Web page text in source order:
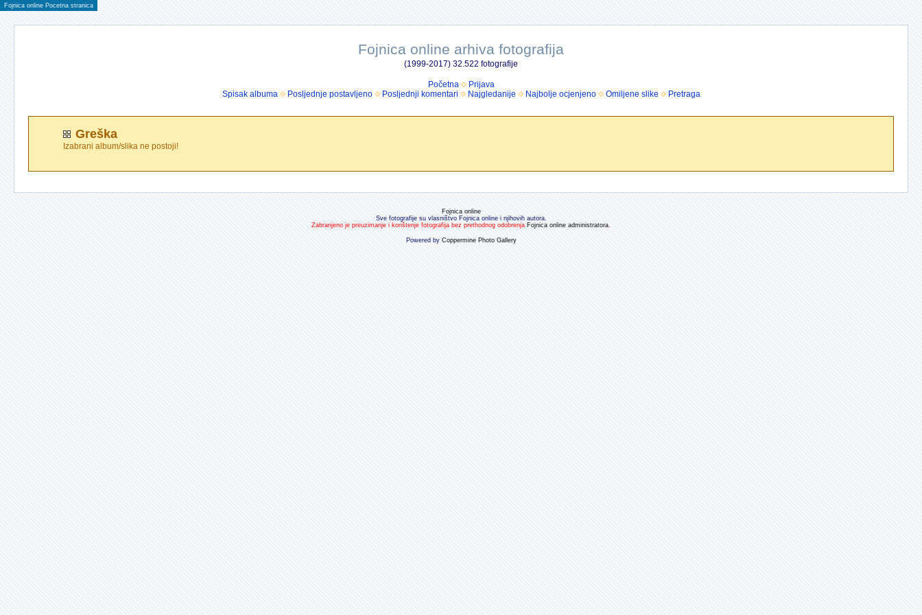
Fojnica online Pocetna stranica
Fojnica online arhiva fotografija
(1999-2017) 32.522 fotografije
Početna
Prijava
Spisak albuma
Posljednje postavljeno Posljednji komentari Najgledanije Najbolje ocjenjeno Omiljene slike Pretraga
Greška
Izabrani album/slika ne postoji!
Fojnica online
Sve fotografije su vlasništvo Fojnica online i njihovih autora.
Zabranjeno je preuzimanje i korištenje fotografija bez prethodnog odobrenja Fojnica online administratora.
Powered by Coppermine Photo Gallery